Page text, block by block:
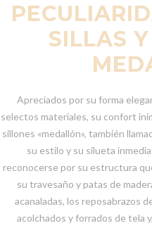
SILLAS
Apreciados por su forma
selectos materiales, su confort
sillones «medallón», también
su estilo y su silueta
reconocerse por su estructura
su travesaño y patas de
acanaladas, los reposabrazos
acolchados y forrados de tela